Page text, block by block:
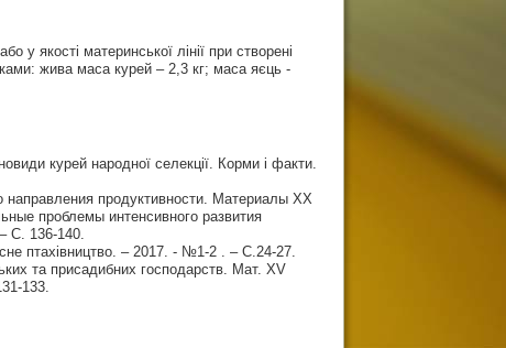
у якості материнської лінії при створені
жива маса курей – 2,3 кг; маса яєць -
курей народної селекції. Корми і факти.
продуктивности. Материалы XX
проблемы интенсивного развития
С. 136-140.
птахівництво. – 2017. - №1-2 . – С.24-27.
та присадибних господарств. Мат. ХV
133.